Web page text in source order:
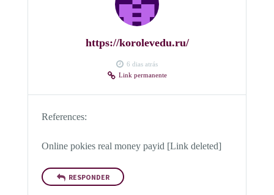
https://korolevedu.ru/
6 dias atrás
Link permanente
References:
Online pokies real money payid [Link deleted]
RESPONDER